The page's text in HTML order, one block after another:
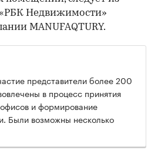
Недвижимости»
MANUFAQTURY.
представители более 200
в процесс принятия
и формирование
Были возможны несколько